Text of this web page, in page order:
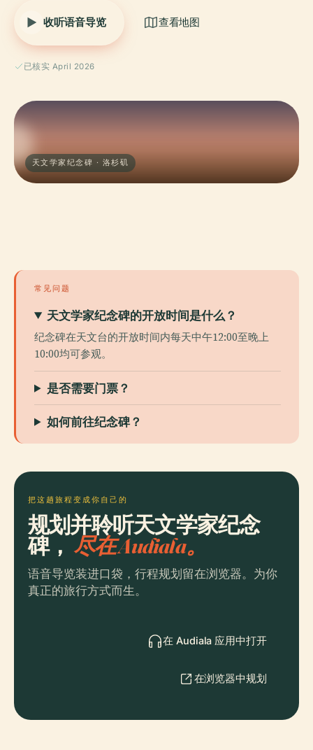
收听语音导览 查看地图
已核实 April 2026
天文学家纪念碑 · 洛杉矶
常见问题
天文学家纪念碑的开放时间是什么？
纪念碑在天文台的开放时间内每天中午12:00至晚上
10:00均可参观。
是否需要门票？
如何前往纪念碑？
把这趟旅程变成你自己的
规划并聆听天文学家纪念
碑， 尽在 Audiala。
语音导览装进口袋，行程规划留在浏览器。为你
真正的旅行方式而生。
在 Audiala 应用中打开
在浏览器中规划